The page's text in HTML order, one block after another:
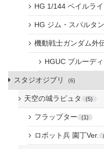
HG 1/144 ペイルラ
HG ジム・スパルタン
機動戦士ガンダム外
HGUC ブルーデ
スタジオジブリ 6
天空の城ラピュタ 5
フラップター 1
ロボット兵 園丁Ver.